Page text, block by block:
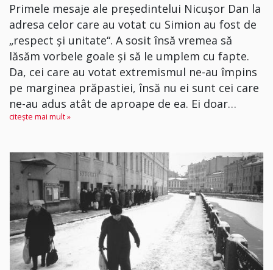
Primele mesaje ale președintelui Nicușor Dan la
adresa celor care au votat cu Simion au fost de
„respect și unitate“. A sosit însă vremea să
lăsăm vorbele goale și să le umplem cu fapte.
Da, cei care au votat extremismul ne-au împins
pe marginea prăpastiei, însă nu ei sunt cei care
ne-au adus atât de aproape de ea. Ei doar…
citește mai mult »